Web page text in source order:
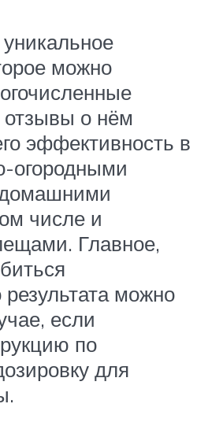
можно
о нём
эффективность в
огородными
числе и
Главное,
можно
если
по
для